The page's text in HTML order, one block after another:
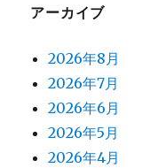
アーカイブ
2026年8月
2026年7月
2026年6月
2026年5月
2026年4月